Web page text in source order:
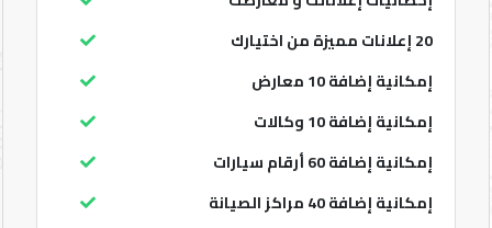
20 إعلانات مميزة من اختيارك
إمكانية إضافة 10 معارض
إمكانية إضافة 10 وكالات
إمكانية إضافة 60 أرقام سيارات
إمكانية إضافة 40 مراكز الصيانة